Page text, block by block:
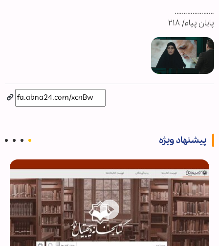
………………….
پایان پیام/ ۲۱۸
پیشنهاد ویژه